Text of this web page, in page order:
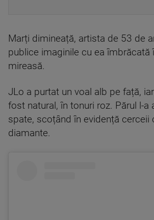
Marți dimineață, artista de 53 de
publice imaginile cu ea îmbrăcată
mireasă.
JLo a purtat un voal alb pe față,
fost natural, în tonuri roz. Părul l-a
spate, scoțând în evidență cerceii
diamante.